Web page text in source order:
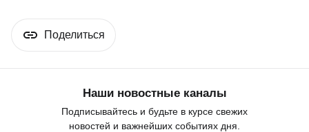
Поделиться
Наши новостные каналы
Подписывайтесь и будьте в курсе свежих
новостей и важнейших событиях дня.